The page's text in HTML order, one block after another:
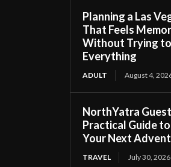
Planning a Las
That Feels
Without Trying
Everything
ADULT August 4,
NorthYatra
Practical Guide
Your Next
TRAVEL July 30, 2026